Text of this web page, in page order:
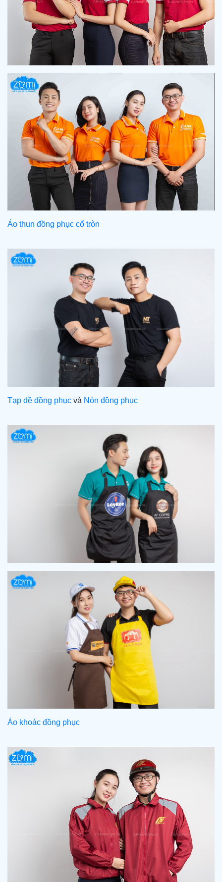
Áo thun đồng phục cổ tròn
Tạp dề đồng phục và Nón đồng phục
Áo khoác đồng phục